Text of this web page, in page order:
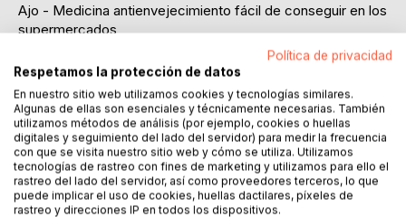
Ajo - Medicina antienvejecimiento fácil de conseguir en los
supermercados
Redescubre uno de los alimentos más poderosos que ha
existido desde la era de los faraones
Marcus D. Adams
Ajo - Medicina antienvejecimiento fácil de conseguir en los
supermercados
Redescubre uno de los alimentos más poderosos que ha
existido desde la era de los faraones
Política de privacidad
Respetamos la protección de datos
En nuestro sitio web utilizamos cookies y tecnologías similares.
Algunas de ellas son esenciales y técnicamente necesarias. También
utilizamos métodos de análisis (por ejemplo, cookies o huellas
digitales y seguimiento del lado del servidor) para medir la frecuencia
con que se visita nuestro sitio web y cómo se utiliza. Utilizamos
tecnologías de rastreo con fines de marketing y utilizamos para ello el
rastreo del lado del servidor, así como proveedores terceros, lo que
puede implicar el uso de cookies, huellas dactilares, píxeles de
rastreo y direcciones IP en todos los dispositivos.